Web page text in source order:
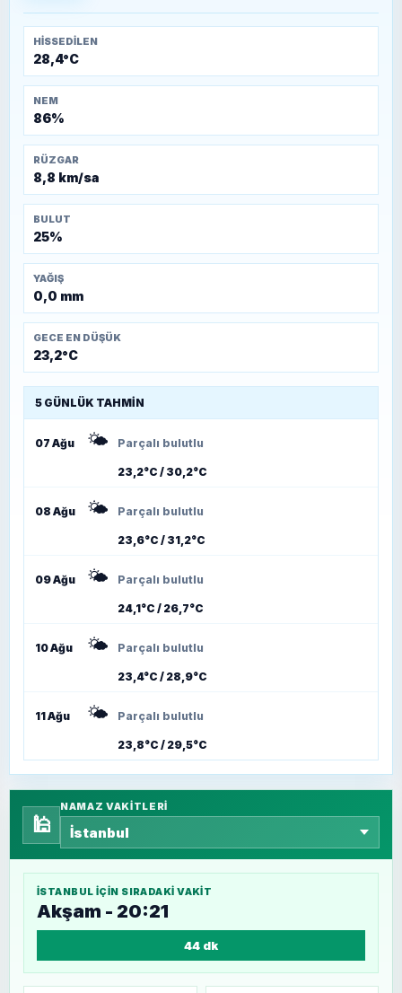
HISSEDILEN
28,4°C
NEM
86%
RÜZGAR
8,8 km/sa
BULUT
25%
YAĞIŞ
0,0 mm
GECE EN DÜŞÜK
23,2°C
5 GÜNLÜK TAHMIN
07 Ağu 🌤️ Parçalı bulutlu
23,2°C / 30,2°C
08 Ağu 🌤️ Parçalı bulutlu
23,6°C / 31,2°C
09 Ağu 🌤️ Parçalı bulutlu
24,1°C / 26,7°C
10 Ağu 🌤️ Parçalı bulutlu
23,4°C / 28,9°C
11 Ağu 🌤️ Parçalı bulutlu
23,8°C / 29,5°C
🕌
NAMAZ VAKITLERI
İSTANBUL IÇIN SIRADAKI VAKIT
Akşam - 20:21
44 dk